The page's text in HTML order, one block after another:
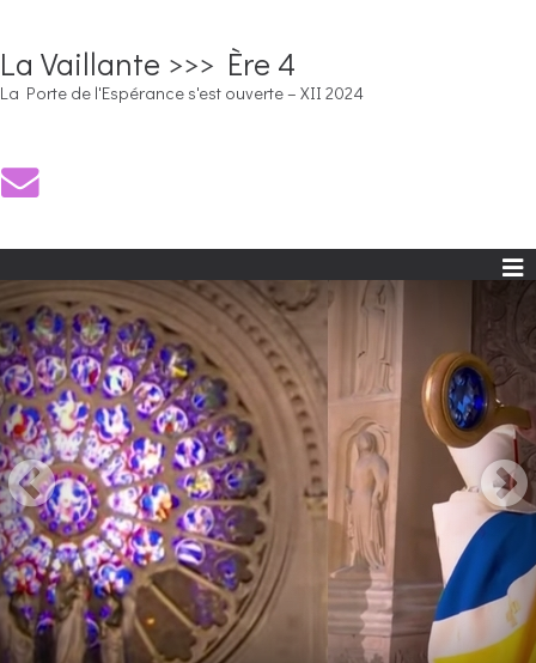
La Vaillante >>> Ère 4
La Porte de l'Espérance s'est ouverte – XII 2024